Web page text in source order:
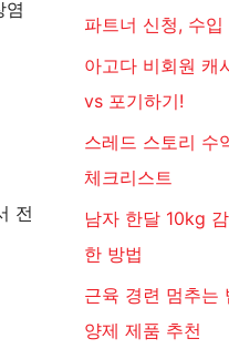
염
전
파트너 신청, 수입
아고다 비회원 캐
vs 포기하기!
스레드 스토리 수
체크리스트
남자 한달 10kg
한 방법
근육 경련 멈추는
양제 제품 추천